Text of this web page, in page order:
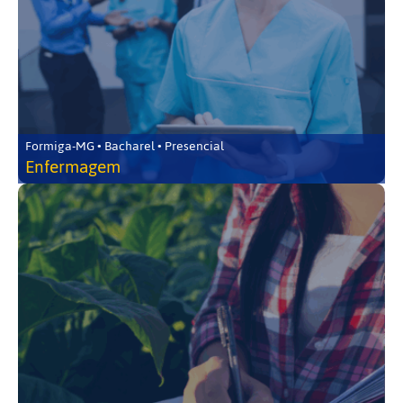
Formiga-MG • Bacharel • Presencial
Enfermagem